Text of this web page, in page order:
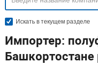
Искать в текущем разделе
Импортер:
Башкортостане